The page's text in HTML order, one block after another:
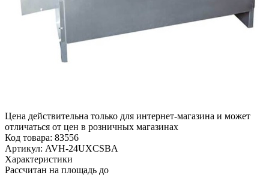
Цена действительна только для интернет-магазина и может
отличаться от цен в розничных магазинах
Код товара: 83556
Артикул: AVH-24UXCSBA
Характеристики
Рассчитан на площадь до